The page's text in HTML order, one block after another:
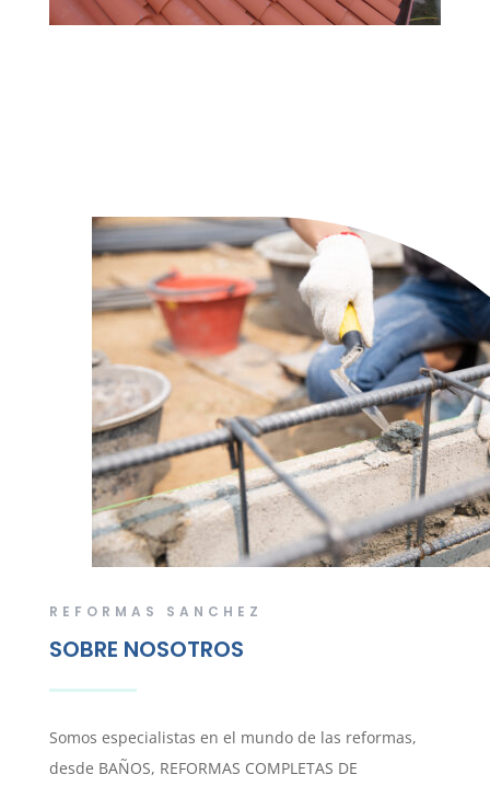
REFORMAS SANCHEZ
SOBRE NOSOTROS
Somos especialistas en el mundo de las reformas,
desde BAÑOS, REFORMAS COMPLETAS DE